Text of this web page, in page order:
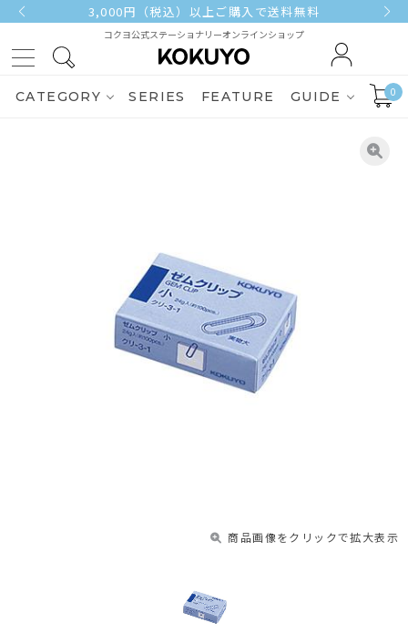
3,000円（税込）以上ご購入で送料無料
コクヨ公式ステーショナリーオンラインショップ
CATEGORY SERIES FEATURE GUIDE 0
商品画像をクリックで拡大表示